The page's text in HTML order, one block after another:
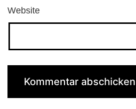
Website